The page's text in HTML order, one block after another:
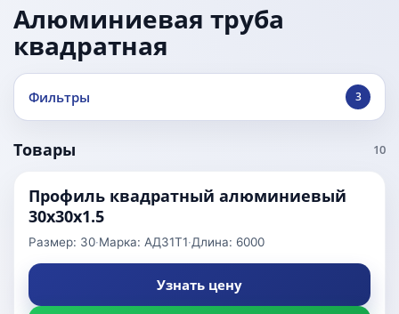
Алюминиевая труба
квадратная
Фильтры 3
Товары 10
Профиль квадратный алюминиевый
30x30x1.5
Размер: 30·Марка: АД31Т1·Длина: 6000
Узнать цену